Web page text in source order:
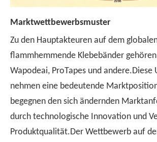
Marktwettbewerbsmuster
Zu den Hauptakteuren auf dem
flammhemmende Klebebänder gehören
Wapodeai, ProTapes und andere.Diese
nehmen eine bedeutende
begegnen den sich ändernden
durch technologische Innovation und
Produktqualität.Der Wettbewerb auf